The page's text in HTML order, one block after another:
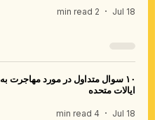
Jul 18
2 min read
۱۰ سوال متداول در مورد مهاجرت به
ایالات متحده
Jul 18
4 min read